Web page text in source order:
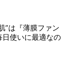
”は『薄膜ファン
日使いに最適なの